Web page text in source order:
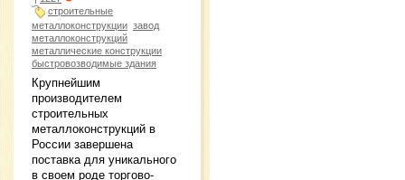
строительные
металлоконструкции завод
металлоконструкций
металлические конструкции
быстровозводимые здания
Крупнейшим
производителем
строительных
металлоконструкций в
России завершена
поставка для уникального
в своем роде торгово-